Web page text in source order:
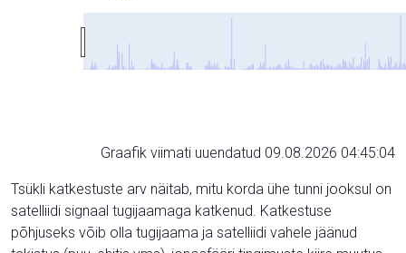
Graafik viimati uuendatud 09.08.2026 04:45:04
Tsükli katkestuste arv näitab, mitu korda ühe tunni jooksul on
satelliidi signaal tugijaamaga katkenud. Katkestuse
põhjuseks võib olla tugijaama ja satelliidi vahele jäänud